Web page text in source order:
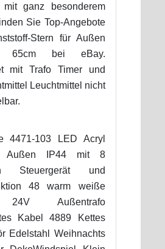
ganz besonderem
Sie Top-Angebote
Stern für Außen
65cm bei eBay.
mit Trafo Timer und
Leuchtmittel nicht
4471-103 LED Acryl
Außen IP44 mit 8
Steuergerät und
48 warm weiße
24V Außentrafo
Kabel 4889 Kettes
Edelstahl Weihnachts